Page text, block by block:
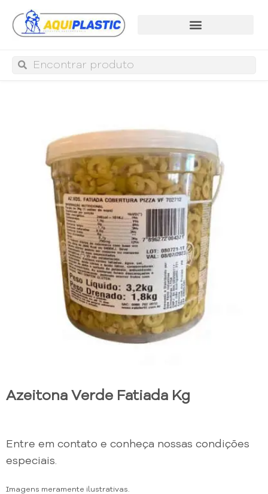
Azeitona Verde Fatiada Kg
Entre em contato e conheça nossas condições
especiais.
Imagens meramente ilustrativas.